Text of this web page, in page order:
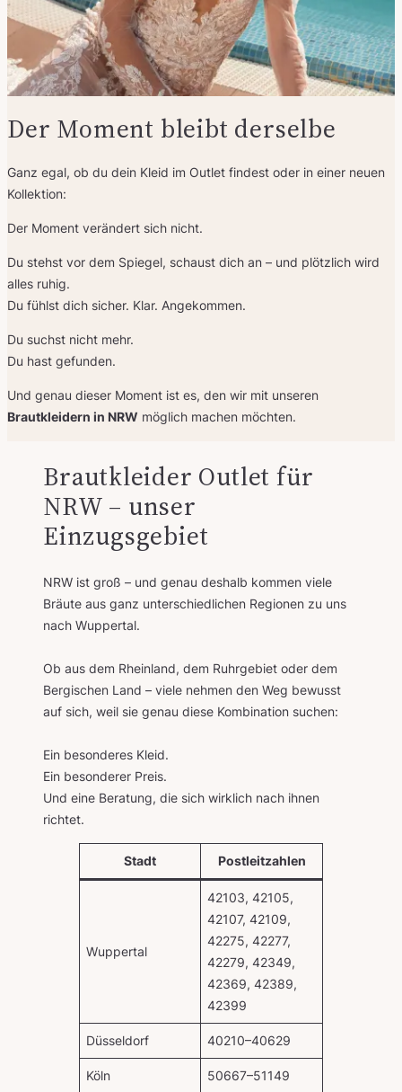
Der Moment bleibt derselbe
Ganz egal, ob du dein Kleid im Outlet findest oder in einer neuen
Kollektion:
Der Moment verändert sich nicht.
Du stehst vor dem Spiegel, schaust dich an – und plötzlich wird
alles ruhig.
Du fühlst dich sicher. Klar. Angekommen.
Du suchst nicht mehr.
Du hast gefunden.
Und genau dieser Moment ist es, den wir mit unseren
Brautkleidern in NRW möglich machen möchten.
Brautkleider Outlet für
NRW – unser
Einzugsgebiet
NRW ist groß – und genau deshalb kommen viele
Bräute aus ganz unterschiedlichen Regionen zu uns
nach Wuppertal.
Ob aus dem Rheinland, dem Ruhrgebiet oder dem
Bergischen Land – viele nehmen den Weg bewusst
auf sich, weil sie genau diese Kombination suchen:
Ein besonderes Kleid.
Ein besonderer Preis.
Und eine Beratung, die sich wirklich nach ihnen
richtet.
Stadt Postleitzahlen
Wuppertal
42103, 42105,
42107, 42109,
42275, 42277,
42279, 42349,
42369, 42389,
42399
Düsseldorf 40210–40629
Köln 50667–51149